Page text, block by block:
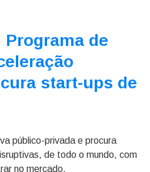
de
start-ups de
público-privada e procura
de todo o mundo, com
no mercado.